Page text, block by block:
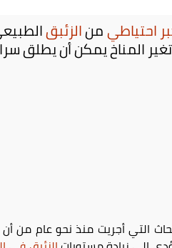
احتياطيمنالزئبق
المناخ يمكن أن يطلق
التي أجريت منذ نحو عام من